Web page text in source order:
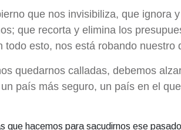
que nos invisibiliza, que ignora
que recorta y elimina los
todo esto, nos está robando nuestro
quedarnos calladas, debemos
país más seguro, un país en el
que hacemos para sacudirnos ese